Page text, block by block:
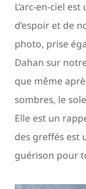
L’arc-en-ciel
d’espoir et de
photo, prise
Dahan sur
que même
sombres, le
Elle est un
des greffés est
guérison pour